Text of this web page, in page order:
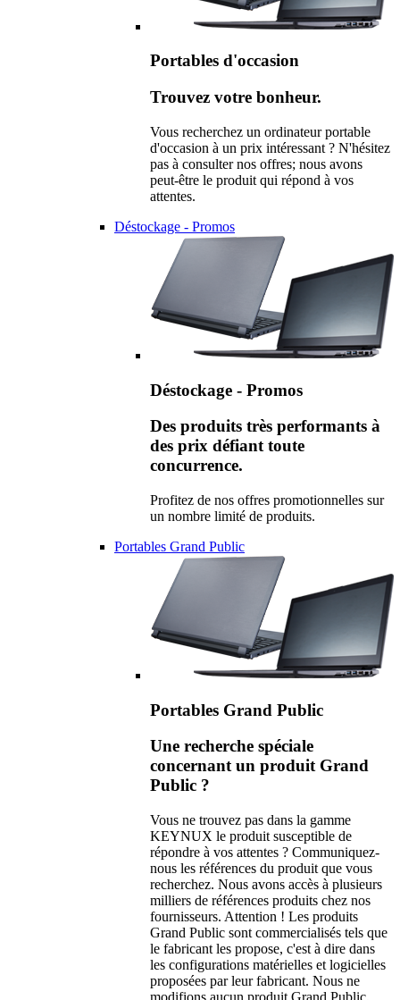
Portables d'occasion
Trouvez votre bonheur.
Vous recherchez un ordinateur portable
d'occasion à un prix intéressant ? N'hésitez
pas à consulter nos offres; nous avons
peut-être le produit qui répond à vos
attentes.
Déstockage - Promos
Déstockage - Promos
Des produits très performants à
des prix défiant toute
concurrence.
Profitez de nos offres promotionnelles sur
un nombre limité de produits.
Portables Grand Public
Portables Grand Public
Une recherche spéciale
concernant un produit Grand
Public ?
Vous ne trouvez pas dans la gamme
KEYNUX le produit susceptible de
répondre à vos attentes ? Communiquez-
nous les références du produit que vous
recherchez. Nous avons accès à plusieurs
milliers de références produits chez nos
fournisseurs. Attention ! Les produits
Grand Public sont commercialisés tels que
le fabricant les propose, c'est à dire dans
les configurations matérielles et logicielles
proposées par leur fabricant. Nous ne